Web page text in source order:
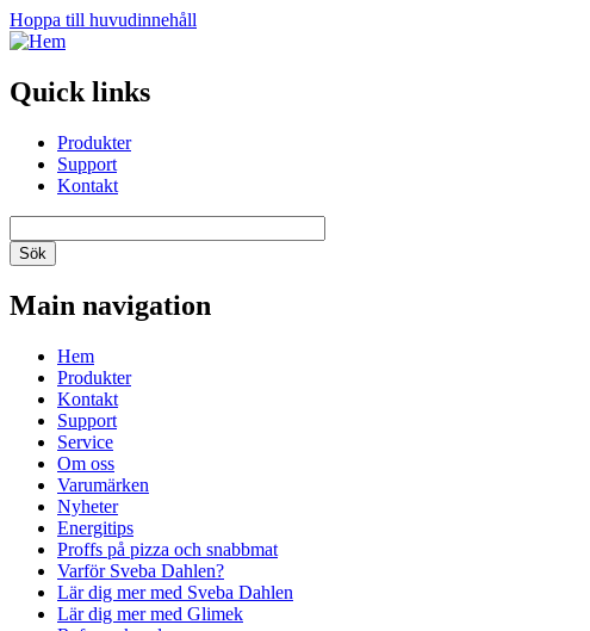
Hoppa till huvudinnehåll
Quick links
Produkter
Support
Kontakt
Main navigation
Hem
Produkter
Kontakt
Support
Service
Om oss
Varumärken
Nyheter
Energitips
Proffs på pizza och snabbmat
Varför Sveba Dahlen?
Lär dig mer med Sveba Dahlen
Lär dig mer med Glimek